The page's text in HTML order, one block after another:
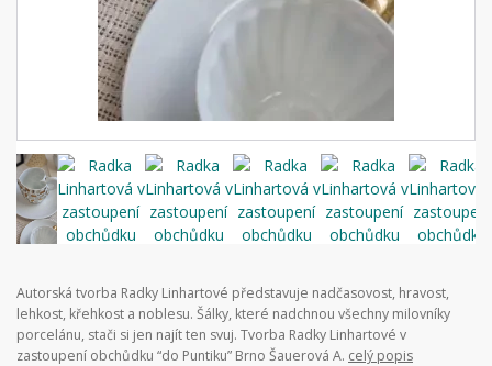
Autorská tvorba Radky Linhartové představuje nadčasovost, hravost,
lehkost, křehkost a noblesu. Šálky, které nadchnou všechny milovníky
porcelánu, stači si jen najít ten svuj. Tvorba Radky Linhartové v
zastoupení obchůdku “do Puntiku” Brno Šauerová A. celý popis